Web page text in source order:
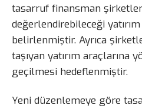
tasarruf finansman
değerlendirebileceği
belirlenmiştir. Ayrıca
taşıyan yatırım araçlarına
geçilmesi hedeflenmiştir.
Yeni düzenlemeye göre